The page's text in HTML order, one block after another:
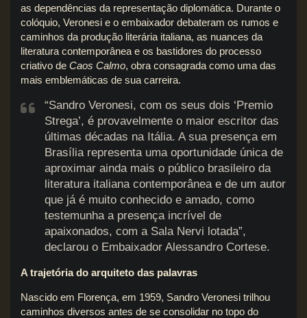
as dependências da representação diplomática. Durante o
colóquio, Veronesi e o embaixador debateram os rumos e
caminhos da produção literária italiana, as nuances da
literatura contemporânea e os bastidores do processo
criativo de Caos Calmo, obra consagrada como uma das
mais emblemáticas de sua carreira.
“Sandro Veronesi, com os seus dois ‘Premio
Strega’, é provavelmente o maior escritor das
últimas décadas na Itália. A sua presença em
Brasília representa uma oportunidade única de
aproximar ainda mais o público brasileiro da
literatura italiana contemporânea e de um autor
que já é muito conhecido e amado, como
testemunha a presença incrível de
apaixonados, com a Sala Nervi lotada”,
declarou o Embaixador Alessandro Cortese.
A trajetória do arquiteto das palavras
Nascido em Florença, em 1959, Sandro Veronesi trilhou
caminhos diversos antes de se consolidar no topo do